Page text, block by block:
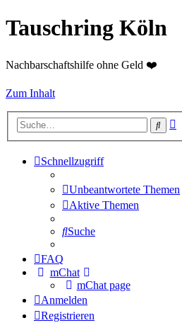
Tauschring Köln
Nachbarschaftshilfe ohne Geld ❤️
Zum Inhalt
Suche
Schnellzugriff
Unbeantwortete Themen
Aktive Themen
Suche
FAQ
mChat
mChat page
Anmelden
Registrieren